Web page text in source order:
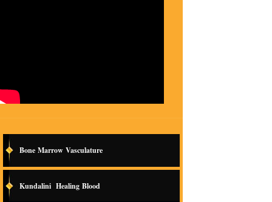
Bone Marrow Vasculature
Kundalini Healing Blood